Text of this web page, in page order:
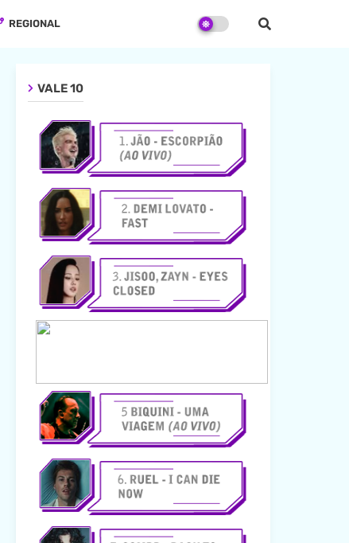
REGIONAL
VALE 10